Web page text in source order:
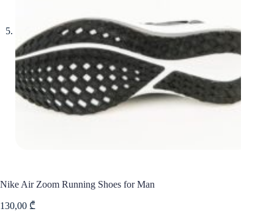
Nike Air Zoom Running Shoes for Man
130,00 ₾